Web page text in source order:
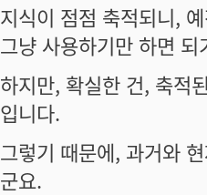
지식이 점점 축적되니,
그냥 사용하기만 하면
하지만, 확실한 건, 축적
입니다.
그렇기 때문에, 과거와
군요.